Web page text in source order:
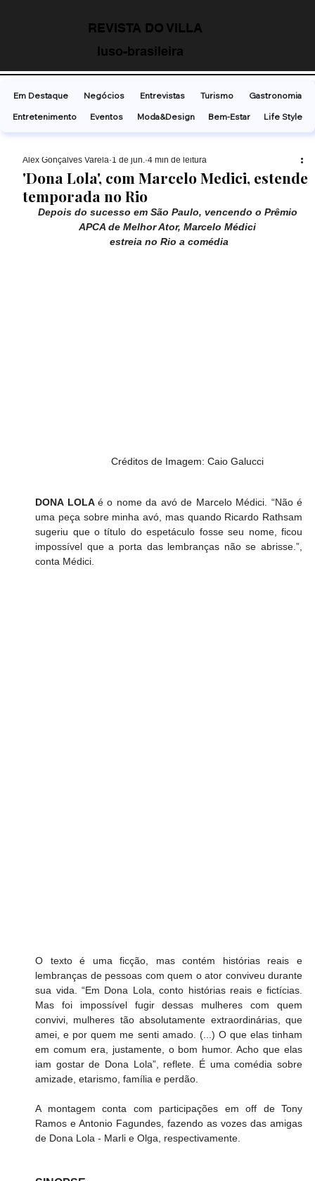
REVISTA DO VILLA
luso-brasileira
'Dona Lola', com Marcelo Medici, estende
temporada no Rio
Alex Gonçalves Varela 1 de jun. 4 min de leitura
Depois do sucesso em São Paulo, vencendo o Prêmio
APCA de Melhor Ator, Marcelo Médici
estreia no Rio a comédia
Créditos de Imagem: Caio Galucci
DONA LOLA é o nome da avó de Marcelo Médici. “Não é
uma peça sobre minha avó, mas quando Ricardo Rathsam
sugeriu que o título do espetáculo fosse seu nome, ficou
impossível que a porta das lembranças não se abrisse.”,
conta Médici.
O texto é uma ficção, mas contém histórias reais e
lembranças de pessoas com quem o ator conviveu durante
sua vida. “Em Dona Lola, conto histórias reais e fictícias.
Mas foi impossível fugir dessas mulheres com quem
convivi, mulheres tão absolutamente extraordinárias, que
amei, e por quem me senti amado. (...) O que elas tinham
em comum era, justamente, o bom humor. Acho que elas
iam gostar de Dona Lola”, reflete. É uma comédia sobre
amizade, etarismo, família e perdão.
A montagem conta com participações em off de Tony
Ramos e Antonio Fagundes, fazendo as vozes das amigas
de Dona Lola - Marli e Olga, respectivamente.
Em Destaque Negócios Entrevistas Turismo
Gastronomia
Entretenimento
Eventos Moda&Design Bem-Estar Life Style